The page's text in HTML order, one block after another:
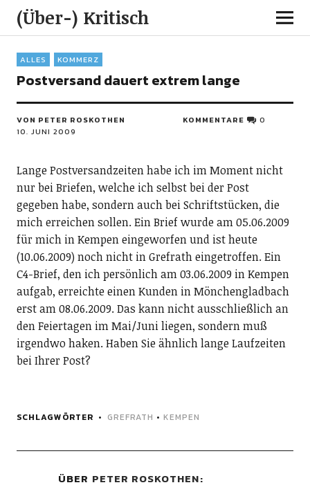
(Über-) Kritisch
ALLES KOMMERZ
Postversand dauert extrem lange
VON PETER ROSKOTHEN
10. JUNI 2009
KOMMENTARE 0
Lange Postversandzeiten habe ich im Moment nicht
nur bei Briefen, welche ich selbst bei der Post
gegeben habe, sondern auch bei Schriftstücken, die
mich erreichen sollen. Ein Brief wurde am 05.06.2009
für mich in Kempen eingeworfen und ist heute
(10.06.2009) noch nicht in Grefrath eingetroffen. Ein
C4-Brief, den ich persönlich am 03.06.2009 in Kempen
aufgab, erreichte einen Kunden in Mönchengladbach
erst am 08.06.2009. Das kann nicht ausschließlich an
den Feiertagen im Mai/Juni liegen, sondern muß
irgendwo haken. Haben Sie ähnlich lange Laufzeiten
bei Ihrer Post?
SCHLAGWÖRTER GREFRATH • KEMPEN
ÜBER PETER ROSKOTHEN